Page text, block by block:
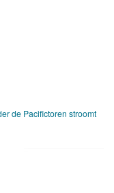
de Pacifictoren stroomt